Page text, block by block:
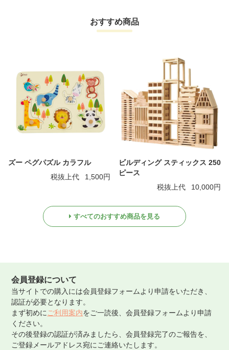
おすすめ商品
ズー ペグパズル カラフル
税抜上代
1,500円
ビルディング スティックス 250
ピース
税抜上代
10,000円
すべてのおすすめ商品を見る
会員登録について
当サイトでの購入には会員登録フォームより申請をいただき、
認証が必要となります。
まず初めに ご利用案内をご一読後、会員登録フォームより申請
ください。
その後登録の認証が済みましたら、会員登録完了のご報告を、
ご登録メールアドレス宛にご連絡いたします。